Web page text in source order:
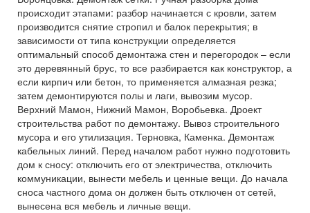
происходит этапами: разбор начинается с кровли, затем
производится снятие стропил и балок перекрытия; в
зависимости от типа конструкции определяется
оптимальный способ демонтажа стен и перегородок – если
это деревянный брус, то все разбирается как конструктор, а
если кирпич или бетон, то применяется алмазная резка;
затем демонтируются полы и лаги, вывозим мусор.
Верхний Мамон, Нижний Мамон, Воробьевка. Дроект
строительства работ по демонтажу. Вывоз строительного
мусора и его утилизация. Терновка, Каменка. Демонтаж
кабельных линий. Перед началом работ нужно подготовить
дом к сносу: отключить его от электричества, отключить
коммуникации, вынести мебель и ценные вещи. До начала
сноса частного дома он должен быть отключен от сетей,
вынесена вся мебель и личные вещи.